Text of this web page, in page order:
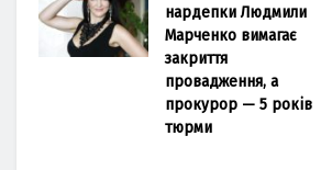
нардепки Людмили
Марченко вимагає
закриття
провадження, а
прокурор — 5 років
тюрми